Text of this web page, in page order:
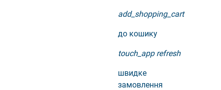
add_shopping_cart
до кошику
touch_app refresh
швидке
замовлення